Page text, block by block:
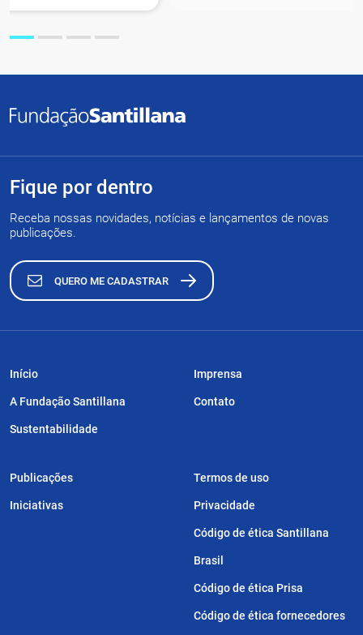
Fique por dentro
Receba nossas novidades, notícias e lançamentos de novas
publicações.
QUERO ME CADASTRAR
Início
A Fundação Santillana
Sustentabilidade
Publicações
Iniciativas
Imprensa
Contato
Termos de uso
Privacidade
Código de ética Santillana
Brasil
Código de ética Prisa
Código de ética fornecedores